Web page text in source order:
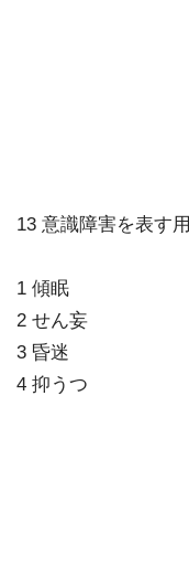
13 意識障害を表す
1 傾眠
2 せん妄
3 昏迷
4 抑うつ